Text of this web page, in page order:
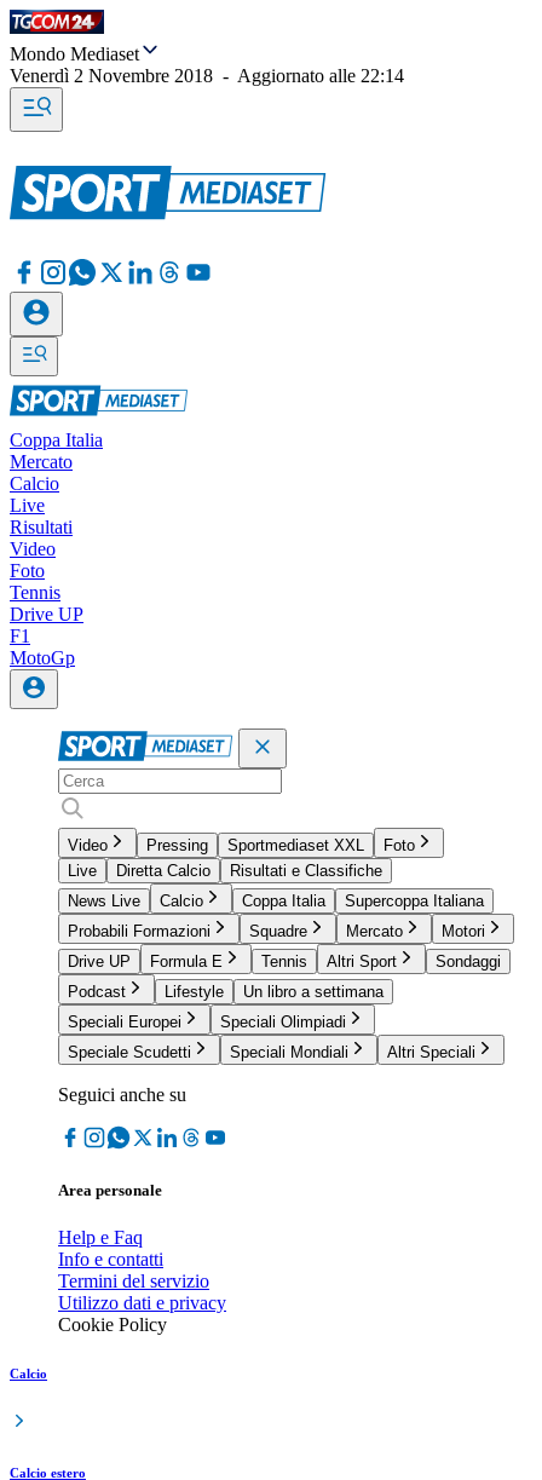
Mondo Mediaset
Venerdì 2 Novembre 2018 - Aggiornato alle 22:14
Coppa Italia
Mercato
Calcio
Live
Risultati
Video
Foto
Tennis
Drive UP
F1
MotoGp
Video Pressing Sportmediaset XXL
Foto
Live
Diretta Calcio
Risultati e Classifiche
News Live
Calcio Coppa Italia
Supercoppa Italiana
Probabili Formazioni
Squadre Mercato
Motori
Drive UP
Formula E Tennis Altri Sport
Sondaggi
Podcast
Lifestyle
Un libro a settimana
Speciali Europei
Speciali Olimpiadi
Speciale Scudetti
Speciali Mondiali Altri Speciali
Seguici anche su
Area personale
Help e Faq
Info e contatti
Termini del servizio
Utilizzo dati e privacy
Cookie Policy
Calcio
Calcio estero